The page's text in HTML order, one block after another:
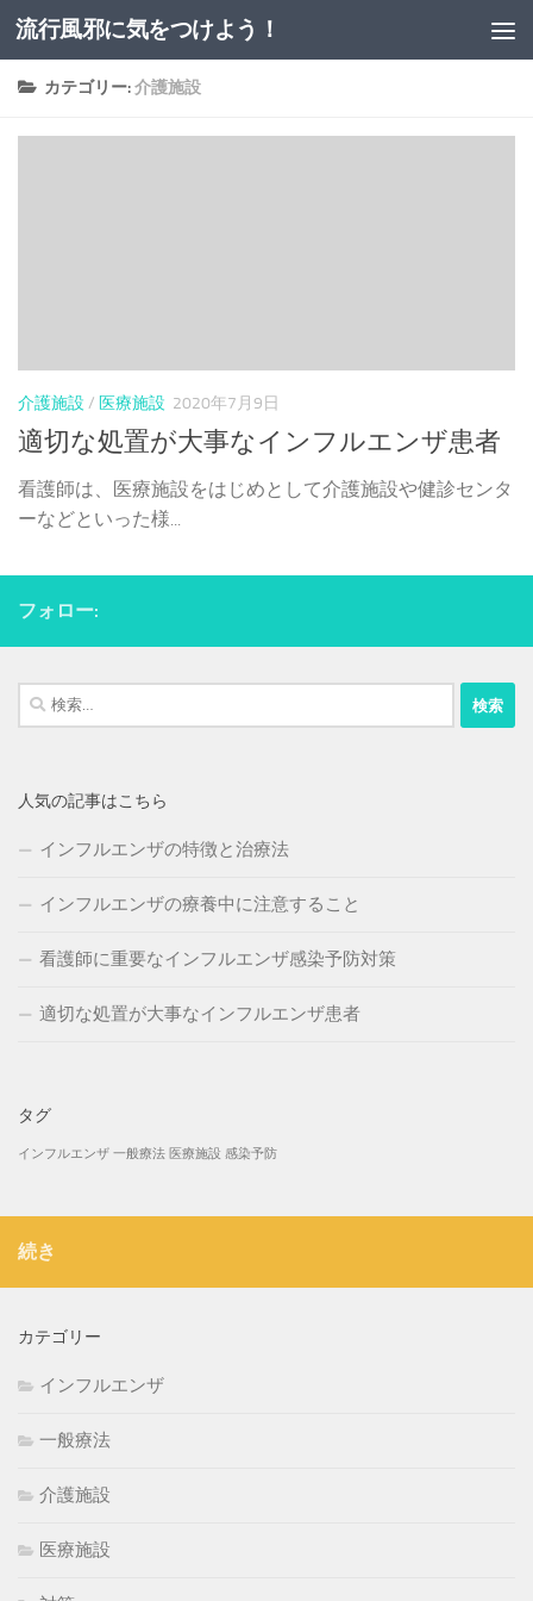
コンテンツへスキップ
流行風邪に気をつけよう！
カテゴリー:介護施設
介護施設 / 医療施設 2020年7月9日
適切な処置が大事なインフルエンザ患者
看護師は、医療施設をはじめとして介護施設や健診センタ
ーなどといった様...
フォロー:
検
索:
人気の記事はこちら
インフルエンザの特徴と治療法
インフルエンザの療養中に注意すること
看護師に重要なインフルエンザ感染予防対策
適切な処置が大事なインフルエンザ患者
タグ
インフルエンザ 一般療法 医療施設 感染予防
続き
カテゴリー
インフルエンザ
一般療法
介護施設
医療施設